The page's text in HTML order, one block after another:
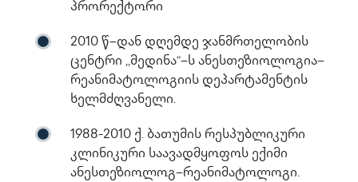
პრორექტორი
2010 წ–დან დღემდე ჯანმრთელობის
ცენტრი ,,მედინა“–ს ანესთეზიოლოგია–
რეანიმატოლოგიის დეპარტამენტის
ხელმძღვანელი.
1988-2010 ქ. ბათუმის რესპუბლიკური
კლინიკური საავადმყოფოს ექიმი
ანესთეზიოლოგ–რეანიმატოლოგი.